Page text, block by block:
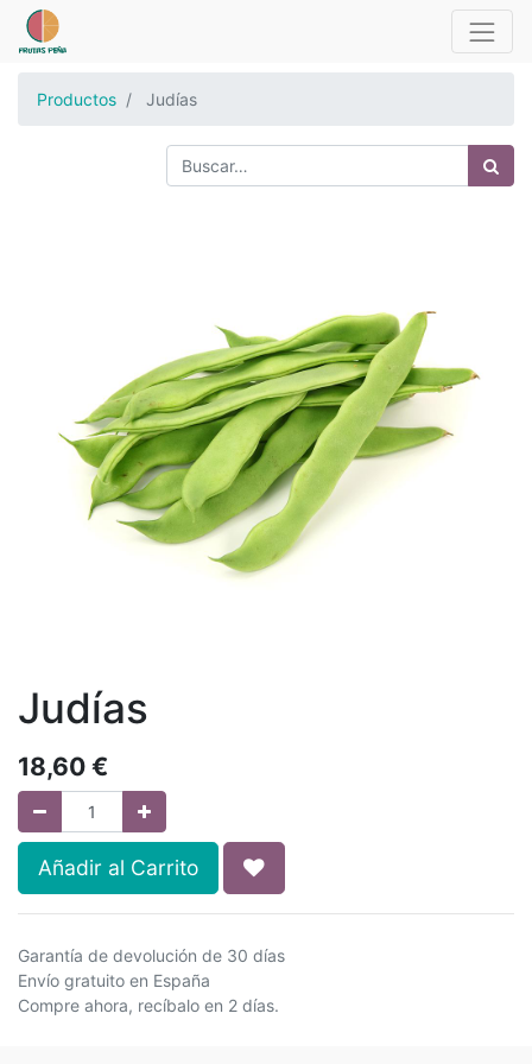
Productos Judías
Judías
18,60 €
Añadir al Carrito
Garantía de devolución de 30 días
Envío gratuito en España
Compre ahora, recíbalo en 2 días.